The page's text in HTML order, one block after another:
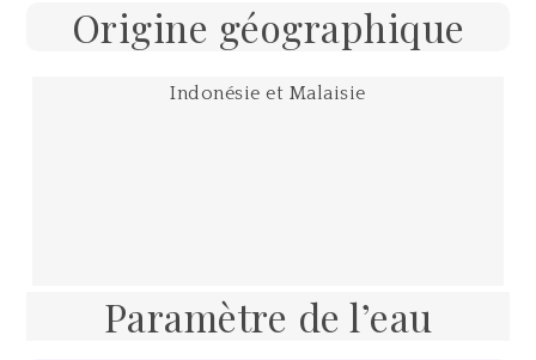
Origine géographique
Indonésie et Malaisie
Paramètre de l’eau